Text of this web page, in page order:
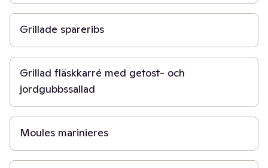
Grillade spareribs
30 min
Grillad fläskkarré med getost- och
jordgubbssallad
30 min
Moules marinieres
50 min